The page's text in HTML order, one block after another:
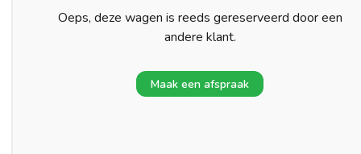
Oeps, deze wagen is reeds gereserveerd door een
andere klant.
Maak een afspraak